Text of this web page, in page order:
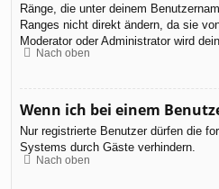
Ränge, die unter deinem
Ranges nicht direkt ändern, da sie
Moderator oder Administrator wird
Nach oben
Wenn ich bei einem
Nur registrierte Benutzer dürfen die
Systems durch Gäste verhindern.
Nach oben